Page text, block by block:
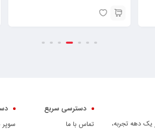
یک دهه تجربه،
دسترسی سریع
تماس با ما
سوپر